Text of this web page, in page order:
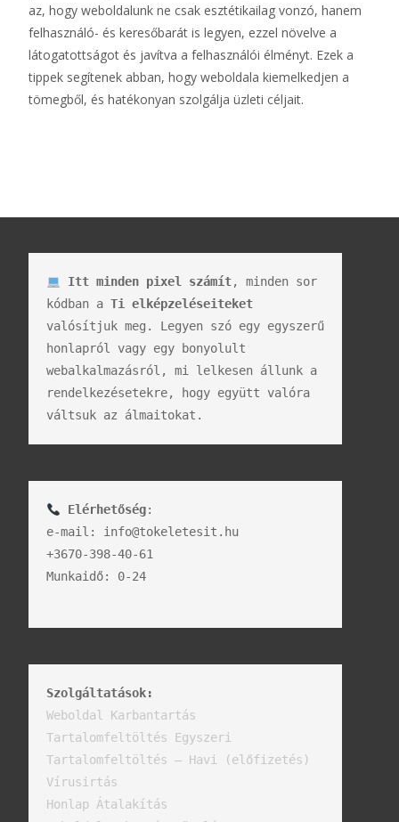
az, hogy weboldalunk ne csak esztétikailag vonzó, hanem
felhasználó- és keresőbarát is legyen, ezzel növelve a
látogatottságot és javítva a felhasználói élményt. Ezek a
tippek segítenek abban, hogy weboldala kiemelkedjen a
tömegből, és hatékonyan szolgálja üzleti céljait.
Itt minden pixel számít, minden sor
kódban a Ti elképzeléseiteket
valósítjuk meg. Legyen szó egy egyszerű
honlapról vagy egy bonyolult
webalkalmazásról, mi lelkesen állunk a
rendelkezésetekre, hogy együtt valóra
váltsuk az álmaitokat.
Elérhetőség:
e-mail: info@tokeletesit.hu
+3670-398-40-61
Munkaidő: 0-24
Szolgáltatások:
Vírusirtás